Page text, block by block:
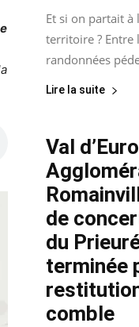
Et si on partait
territoire ? Entre
randonnées
Lire la suite
Val
de
du
terminée
comble